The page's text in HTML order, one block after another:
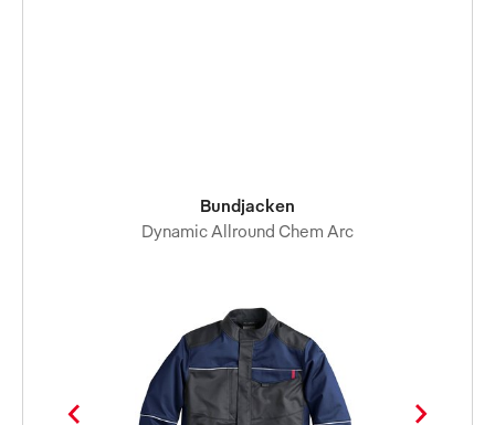
Bundjacken
Dynamic Allround Chem Arc